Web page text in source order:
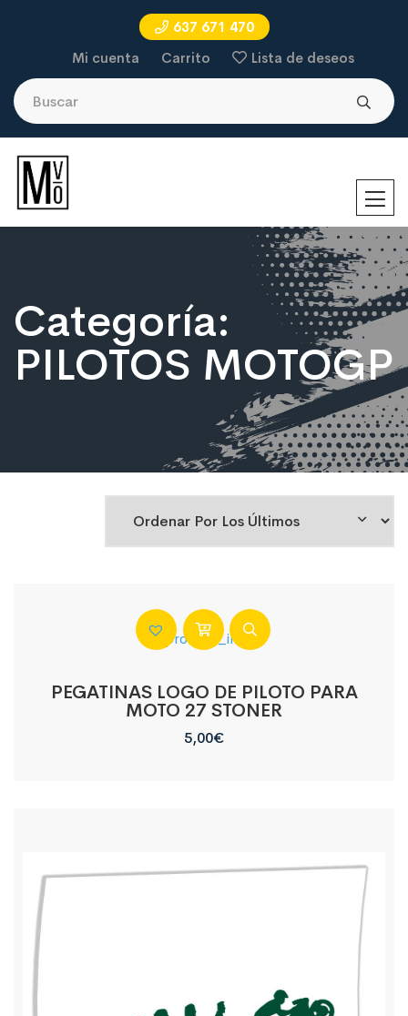
637 671 470
Mi cuenta
Carrito Lista de deseos
Categoría:
PILOTOS MOTOGP
PEGATINAS LOGO DE PILOTO PARA
MOTO 27 STONER
5,00€